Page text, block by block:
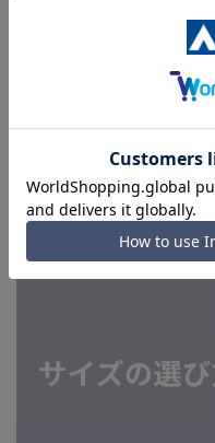
おすすめサイズ(体の寸法)
■ブラウザやお使いのモ
下での光加減により、実
合がございます。予めご
■店舗や各モールサイトと
上、ご注文いただいたタ
を完了できない場合がご
急ぎ発送のご注文につき
てはお急ぎ発送サービス